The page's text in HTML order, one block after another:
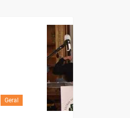
Geral